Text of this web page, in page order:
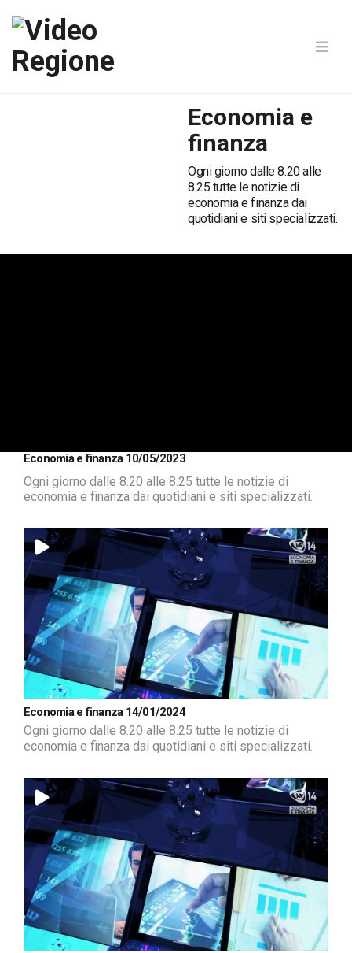
Economia e
finanza
Ogni giorno dalle 8.20 alle
8.25 tutte le notizie di
economia e finanza dai
quotidiani e siti specializzati.
Economia e finanza 10/05/2023
Ogni giorno dalle 8.20 alle 8.25 tutte le notizie di
economia e finanza dai quotidiani e siti specializzati.
Economia e finanza 14/01/2024
Ogni giorno dalle 8.20 alle 8.25 tutte le notizie di
economia e finanza dai quotidiani e siti specializzati.